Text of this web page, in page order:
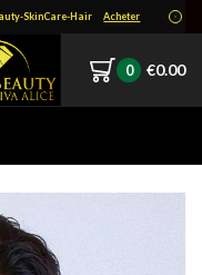
SkinCare-Hair Acheter
0 €0.00